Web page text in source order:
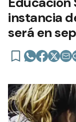
instancia
será en